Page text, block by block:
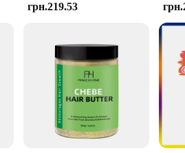
is specifically designed to
product is available for wholesale and
is a reliable choice for men seeking
грн.219.53